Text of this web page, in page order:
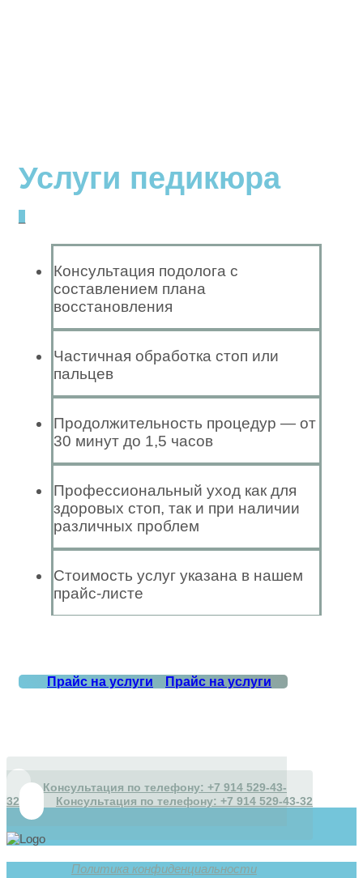
Услуги педикюра
Консультация подолога с
составлением плана
восстановления
Частичная обработка стоп или
пальцев
Продолжительность процедур — от
30 минут до 1,5 часов
Профессиональный уход как для
здоровых стоп, так и при наличии
различных проблем
Стоимость услуг указана в нашем
прайс-листе
Прайс на услуги Прайс на услуги
Консультация по телефону: +7 914 529-43-
32
Консультация по телефону: +7 914 529-43-32
Политика конфиденциальности